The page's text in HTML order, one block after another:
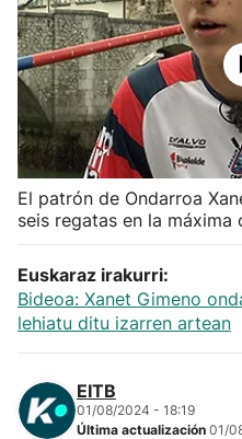
Herri-kirolak
Balonmano
Kirolak 360
Atletismo
Carreras de montaña
"Helmuga"
El patrón de Ondarroa
seis regatas en la máxima
Euskaraz irakurri:
Bideoa: Xanet Gimeno
lehiatu ditu izarren artean
EITB
01/08/2024 - 18:19
Última actualización 01/